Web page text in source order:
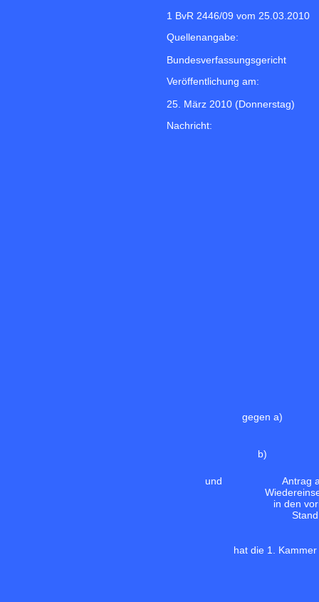
1 BvR 2446/09 vom 25.03.2010
Quellenangabe:
Bundesverfassungsgericht
Veröffentlichung am:
25. März 2010 (Donnerstag)
Nachricht:
gegen a)
b)
und
Antrag
in den
Stand
hat die 1.